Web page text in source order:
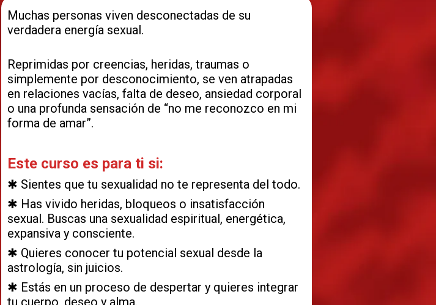
Muchas personas viven desconectadas de su
verdadera energía sexual.
Reprimidas por creencias, heridas, traumas o
simplemente por desconocimiento, se ven atrapadas
en relaciones vacías, falta de deseo, ansiedad corporal
o una profunda sensación de “no me reconozco en mi
forma de amar”.
Este curso es para ti si:
✱ Sientes que tu sexualidad no te representa del todo.
✱ Has vivido heridas, bloqueos o insatisfacción
sexual. Buscas una sexualidad espiritual, energética,
expansiva y consciente.
✱ Quieres conocer tu potencial sexual desde la
astrología, sin juicios.
✱ Estás en un proceso de despertar y quieres integrar
tu cuerpo, deseo y alma.